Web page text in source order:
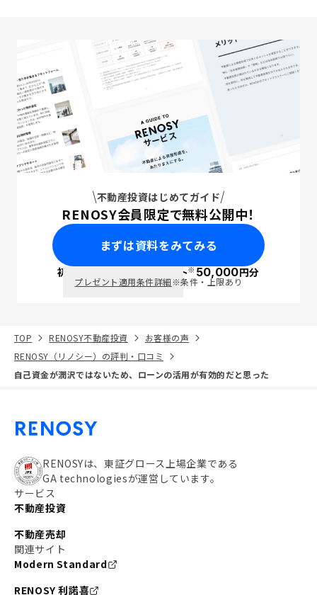
不動産投資はじめてガイド
RENOSY会員限定で無料公開中！
まずは資料をみてみる
初回面談で ポイント※50,000円分
プレゼント適用条件詳細※条件・上限あり
TOP RENOSY不動産投資
お客様の声
RENOSY（リノシー）の評判・口コミ
自己資金が潤沢ではないため、ローンの活用が有効的だと思った
RENOSYは、東証グロース上場企業である
GA technologiesが運営しています。
サービス
不動産投資
不動産売却
関連サイト
Modern Standard
RENOSY 利諾喜